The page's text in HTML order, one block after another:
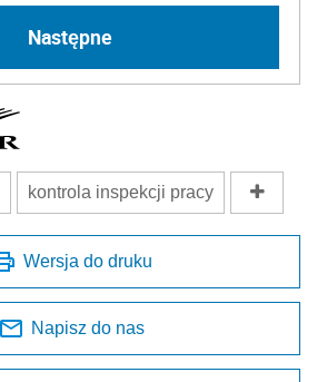
Następne
kontrola inspekcji pracy
Wersja do druku
Napisz do nas